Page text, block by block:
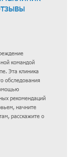
командой
Эта клиника
обследования
рекомендаций
начните
расскажите о